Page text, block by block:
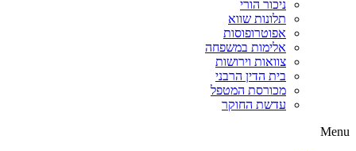
ניכור הורי
תלונות שווא
אפוטרופוסות
אלימות במשפחה
צוואות וירושות
בית הדין הרבני
מכורסת המטפל
עדשת החוקר
Menu